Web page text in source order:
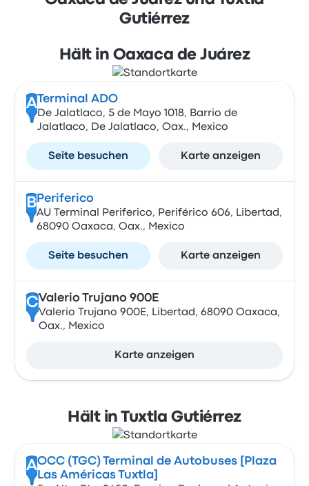
Gutiérrez
Hält in Oaxaca de Juárez
A Terminal ADO
De Jalatlaco, 5 de Mayo 1018, Barrio de
Jalatlaco, De Jalatlaco, Oax., Mexico
Seite besuchen Karte anzeigen
B Periferico
AU Terminal Periferico, Periférico 606, Libertad,
68090 Oaxaca, Oax., Mexico
Seite besuchen Karte anzeigen
CValerio Trujano 900E
Valerio Trujano 900E, Libertad, 68090 Oaxaca,
Oax., Mexico
Karte anzeigen
Hält in Tuxtla Gutiérrez
AOCC (TGC) Terminal de Autobuses [Plaza
Las Américas Tuxtla]